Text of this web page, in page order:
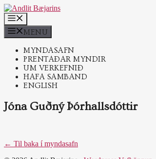
Skip
to
content
MENU
MYNDASAFN
PRENTAÐAR MYNDIR
UM VERKEFNIÐ
HAFA SAMBAND
ENGLISH
Jóna Guðný Þórhallsdóttir
← Til baka í myndasafn